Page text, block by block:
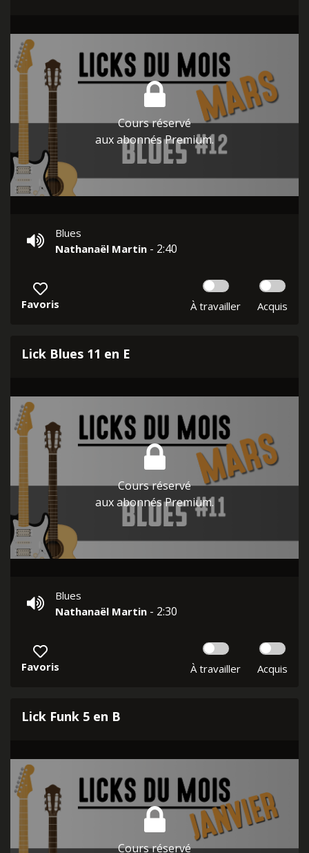
Cours réservé
aux abonnés Premium.
Blues
Nathanaël Martin - 2:40
Favoris À travailler Acquis
Lick Blues 11 en E
Cours réservé
aux abonnés Premium.
Blues
Nathanaël Martin - 2:30
Favoris À travailler Acquis
Lick Funk 5 en B
Cours réservé